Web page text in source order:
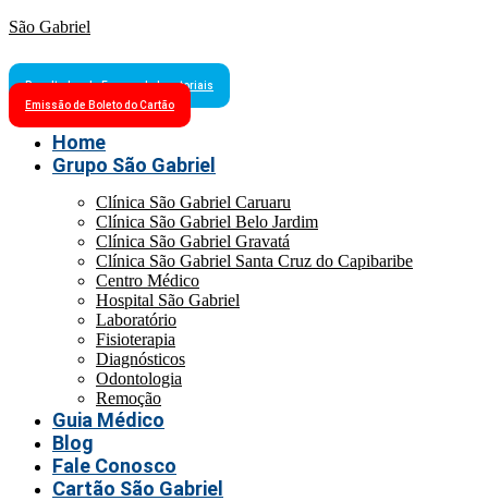
São Gabriel
Resultados de Exames Laboratoriais
Emissão de Boleto do Cartão
Home
Grupo São Gabriel
Clínica São Gabriel Caruaru
Clínica São Gabriel Belo Jardim
Clínica São Gabriel Gravatá
Clínica São Gabriel Santa Cruz do Capibaribe
Centro Médico
Hospital São Gabriel
Laboratório
Fisioterapia
Diagnósticos
Odontologia
Remoção
Guia Médico
Blog
Fale Conosco
Cartão São Gabriel